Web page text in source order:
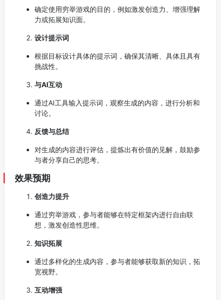
确定使用穷举游戏的目的，例如激发创造力、增强理解
力或拓展知识面。
设计提示词
根据目标设计具体的提示词，确保其清晰、具体且具有
挑战性。
与AI互动
通过AI工具输入提示词，观察生成的内容，进行分析和
讨论。
反馈与总结
对生成的内容进行评估，提炼出有价值的见解，鼓励参
与者分享自己的思考。
效果预期
创造力提升
通过穷举游戏，参与者能够在特定框架内进行自由联
想，激发创造性思维。
知识拓展
通过多样化的生成内容，参与者能够获取新的知识，拓
宽视野。
互动增强